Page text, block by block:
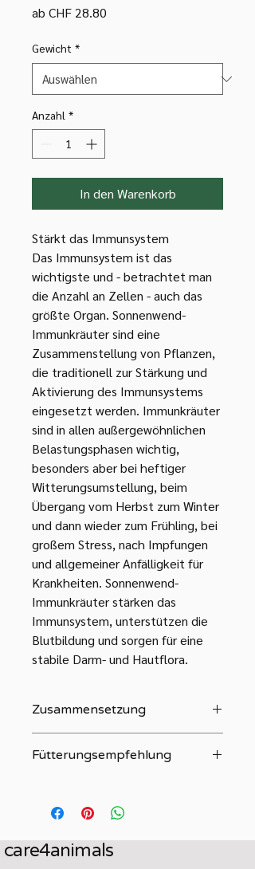
ab CHF 28.80
Gewicht *
Anzahl *
In den Warenkorb
Stärkt das Immunsystem
Das Immunsystem ist das
wichtigste und - betrachtet man
die Anzahl an Zellen - auch das
größte Organ. Sonnenwend-
Immunkräuter sind eine
Zusammenstellung von Pflanzen,
die traditionell zur Stärkung und
Aktivierung des Immunsystems
eingesetzt werden. Immunkräuter
sind in allen außergewöhnlichen
Belastungsphasen wichtig,
besonders aber bei heftiger
Witterungsumstellung, beim
Übergang vom Herbst zum Winter
und dann wieder zum Frühling, bei
großem Stress, nach Impfungen
und allgemeiner Anfälligkeit für
Krankheiten. Sonnenwend-
Immunkräuter stärken das
Immunsystem, unterstützen die
Blutbildung und sorgen für eine
stabile Darm- und Hautflora.
Zusammensetzung
Weißdorn, Rosmarin, Eisenkraut,
Fütterungsempfehlung
entweder über einen begrenzten
Zeitraum gefüttert, etwa 4 Wochen
mit anderen Kräutermischungen. Sehr
care4animals